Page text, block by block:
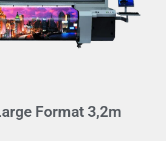
Format 3,2m